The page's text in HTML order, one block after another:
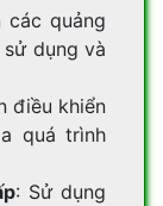
các quảng
dụng và
điều khiển
quá trình
: Sử dụng